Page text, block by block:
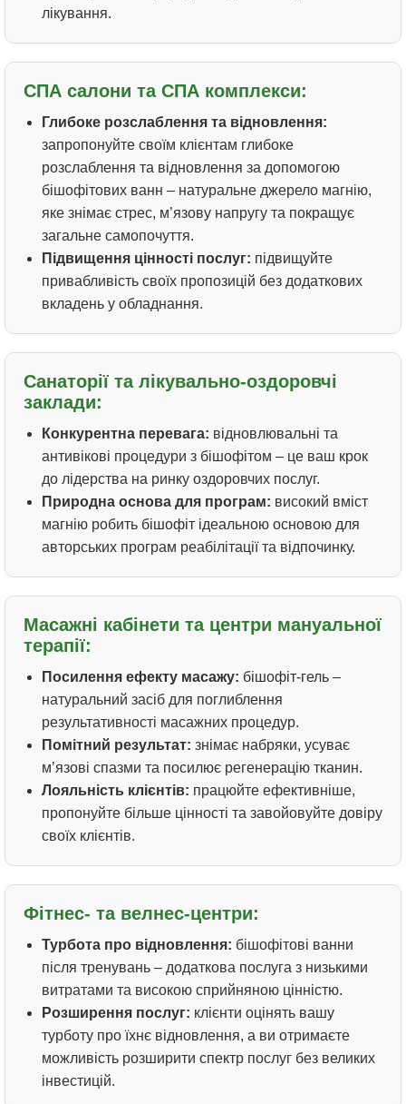
лікування.
СПА салони та СПА комплекси:
Глибоке розслаблення та відновлення:
запропонуйте своїм клієнтам глибоке
розслаблення та відновлення за допомогою
бішофітових ванн – натуральне джерело магнію,
яке знімає стрес, м’язову напругу та покращує
загальне самопочуття.
Підвищення цінності послуг: підвищуйте
привабливість своїх пропозицій без додаткових
вкладень у обладнання.
Санаторії та лікувально-оздоровчі
заклади:
Конкурентна перевага: відновлювальні та
антивікові процедури з бішофітом – це ваш крок
до лідерства на ринку оздоровчих послуг.
Природна основа для програм: високий вміст
магнію робить бішофіт ідеальною основою для
авторських програм реабілітації та відпочинку.
Масажні кабінети та центри мануальної
терапії:
Посилення ефекту масажу: бішофіт-гель –
натуральний засіб для поглиблення
результативності масажних процедур.
Помітний результат: знімає набряки, усуває
м’язові спазми та посилює регенерацію тканин.
Лояльність клієнтів: працюйте ефективніше,
пропонуйте більше цінності та завойовуйте довіру
своїх клієнтів.
Фітнес- та велнес-центри:
Турбота про відновлення: бішофітові ванни
після тренувань – додаткова послуга з низькими
витратами та високою сприйняною цінністю.
Розширення послуг: клієнти оцінять вашу
турботу про їхнє відновлення, а ви отримаєте
можливість розширити спектр послуг без великих
інвестицій.